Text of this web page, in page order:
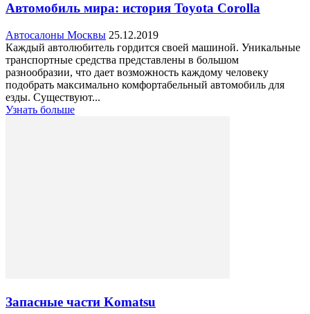
Автомобиль мира: история Toyota Corolla
Автосалоны Москвы 25.12.2019
Каждый автолюбитель гордится своей машиной. Уникальные
транспортные средства представлены в большом
разнообразии, что дает возможность каждому человеку
подобрать максимально комфортабельный автомобиль для
езды. Существуют...
Узнать больше
Запасные части Komatsu